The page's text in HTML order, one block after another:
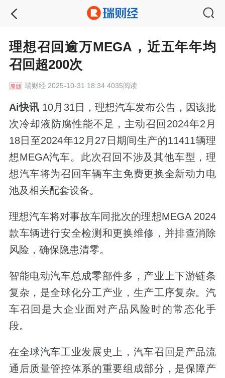
理想召回逾万MEGA，近五年年均
召回超200次
瑞财经2025-10-31 18:34 4035阅读
Ai快讯 10月31日，理想汽车发布公告，因该批
次冷却液防腐性能不足，主动召回2024年2月
18日至2024年12月27日期间生产的11411辆理
想MEGA汽车。此次召回不涉及其他车型，理
想汽车将为召回车辆车主免费更换全新动力电
池及相关配套设备。
理想汽车将对事故车同批次的理想MEGA 2024
款车辆进行安全检测和更换维修，并排查消除
风险，确保隐患清零。
智能电动汽车总成零部件多，产业上下游链条
复杂，是全球化分工产业，生产工序复杂。汽
车召回是大企业面对产品风险时的常态化手
段。
在全球汽车工业发展史上，汽车召回是产品流
通后质量管控体系的重要组成部分，是保障产